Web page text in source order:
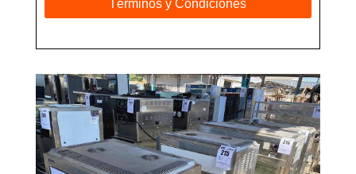
Términos y Condiciones